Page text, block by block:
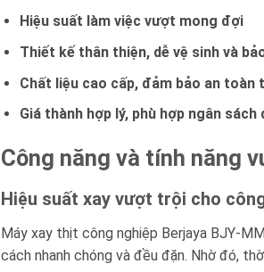
Hiệu suất làm việc vượt mong đợi
Thiết kế thân thiện, dễ vệ sinh và
Chất liệu cao cấp, đảm bảo an toàn
Giá thành hợp lý, phù hợp ngân sách
Công năng và tính năng
Hiệu suất xay vượt trội cho
Máy xay thịt công nghiệp Berjaya BJY-
cách nhanh chóng và đều đặn. Nhờ đó,